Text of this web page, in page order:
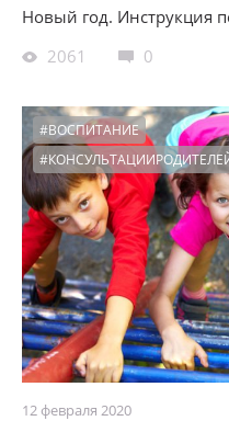
Новый год. Инструкция
2061
0
#ВОСПИТАНИЕ
12 февраля 2020